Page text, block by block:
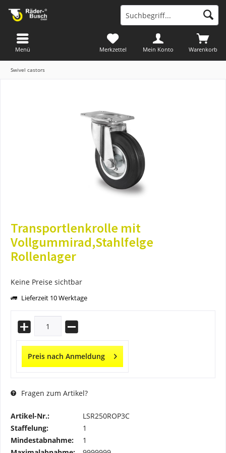
Warenkorb
Merkzettel Mein Konto
Menü
Swivel castors
Transportlenkrolle mit
Vollgummirad,Stahlfelge
Rollenlager
Keine Preise sichtbar
Lieferzeit 10 Werktage
Preis nach Anmeldung
Fragen zum Artikel?
Artikel-Nr.:
LSR250ROP3C
Staffelung:
1
Mindestabnahme:
1